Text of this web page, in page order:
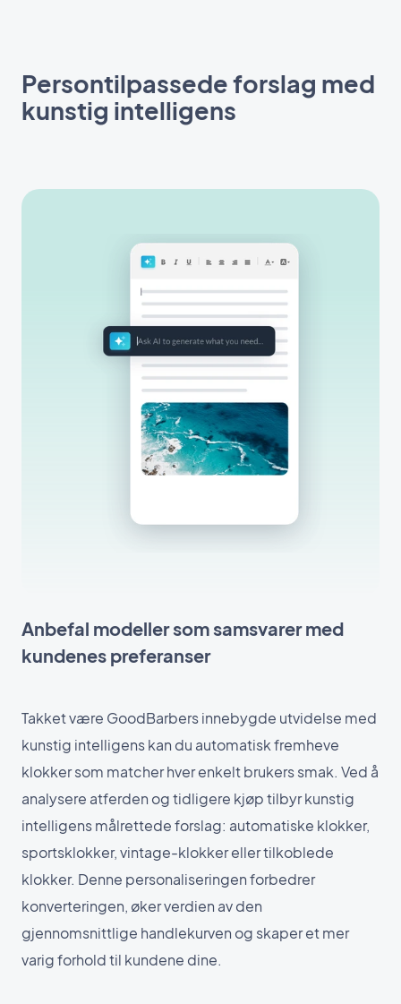
Persontilpassede forslag med
kunstig intelligens
Anbefal modeller som samsvarer med
kundenes preferanser
Takket være GoodBarbers innebygde utvidelse med
kunstig intelligens kan du automatisk fremheve
klokker som matcher hver enkelt brukers smak. Ved å
analysere atferden og tidligere kjøp tilbyr kunstig
intelligens målrettede forslag: automatiske klokker,
sportsklokker, vintage-klokker eller tilkoblede
klokker. Denne personaliseringen forbedrer
konverteringen, øker verdien av den
gjennomsnittlige handlekurven og skaper et mer
varig forhold til kundene dine.